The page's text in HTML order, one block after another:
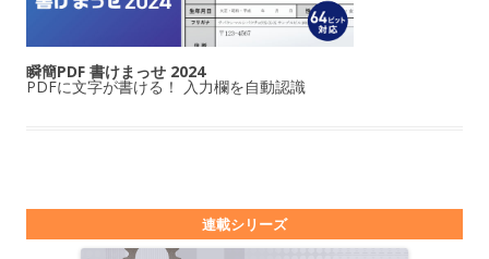
瞬簡PDF 書けまっせ 2024
PDFに文字が書ける！ 入力欄を自動認識
連載シリーズ